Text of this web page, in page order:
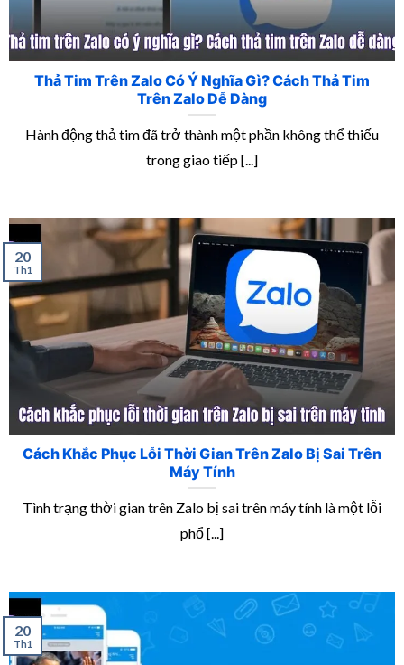
Thả Tim Trên Zalo Có Ý Nghĩa Gì? Cách Thả Tim
Trên Zalo Dễ Dàng
Hành động thả tim đã trở thành một phần không thể thiếu
trong giao tiếp [...]
Cách Khắc Phục Lỗi Thời Gian Trên Zalo Bị Sai Trên
Máy Tính
Tình trạng thời gian trên Zalo bị sai trên máy tính là một lỗi
phổ [...]
20
Th1
20
Th1